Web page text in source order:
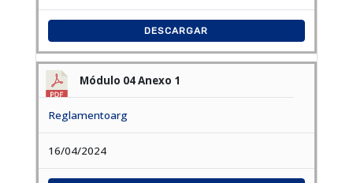
DESCARGAR
Módulo 04 Anexo 1
Reglamentoarg
16/04/2024